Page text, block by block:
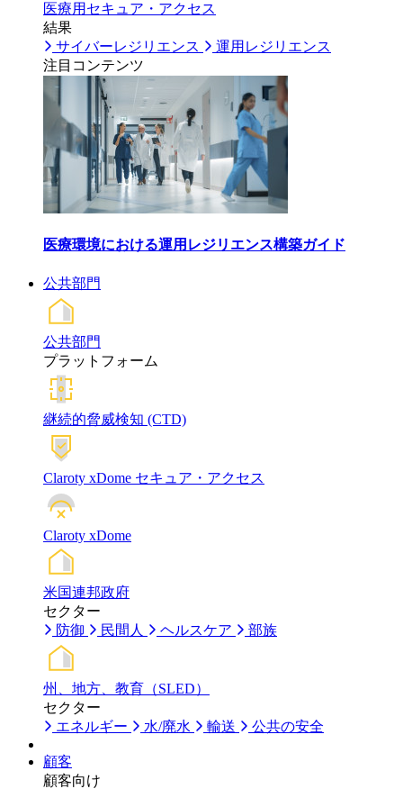
医療用セキュア・アクセス
結果
サイバーレジリエンス
運用レジリエンス
注目コンテンツ
医療環境における運用レジリエンス構築ガイド
公共部門
公共部門
プラットフォーム
継続的脅威検知 (CTD)
Claroty xDome セキュア・アクセス
Claroty xDome
米国連邦政府
セクター
防御
民間人 ヘルスケア 部族
州、地方、教育（SLED）
セクター
エネルギー
水/廃水 輸送 公共の安全
顧客
顧客向け